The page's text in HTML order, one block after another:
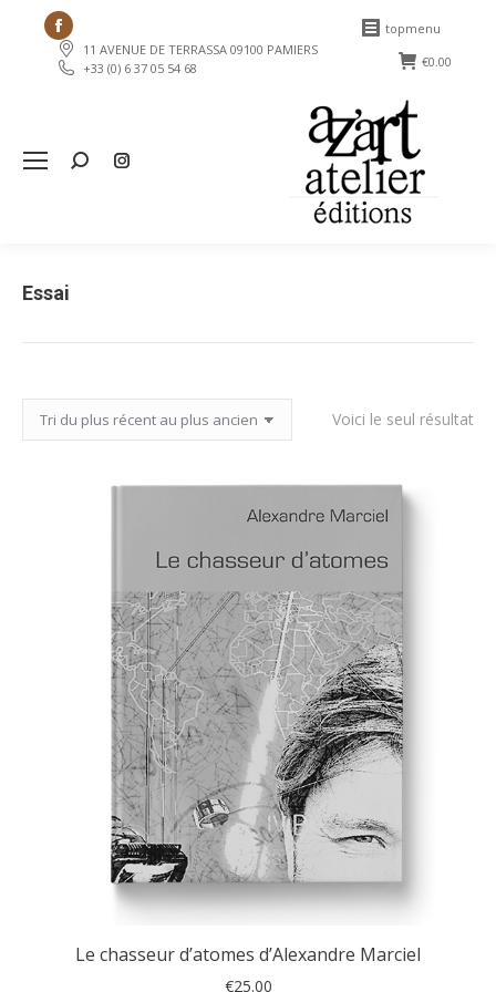
Facebook
page
opens
window
11 AVENUE DE TERRASSA 09100 PAMIERS
+33 (0) 6 37 05 54 68
topmenu
€0.00
Search:
Essai
Voici le seul résultat
Le chasseur d’atomes d’Alexandre Marciel
€25.00